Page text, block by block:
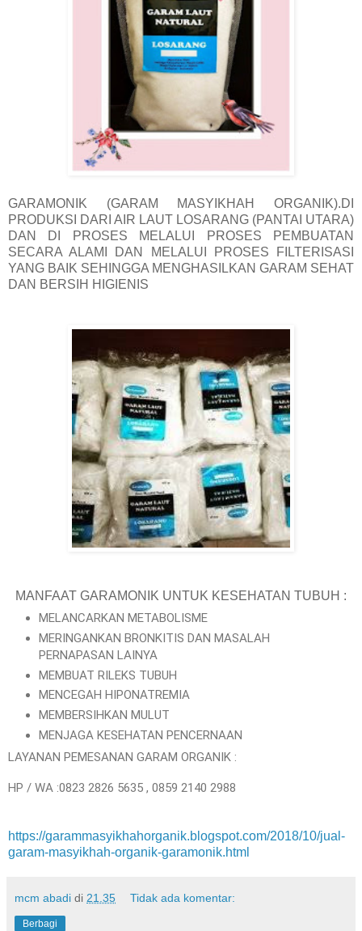
GARAMONIK (GARAM MASYIKHAH ORGANIK).DI
PRODUKSI DARI AIR LAUT LOSARANG (PANTAI UTARA)
DAN DI PROSES MELALUI PROSES PEMBUATAN
SECARA ALAMI DAN MELALUI PROSES FILTERISASI
YANG BAIK SEHINGGA MENGHASILKAN GARAM SEHAT
DAN BERSIH HIGIENIS
MANFAAT GARAMONIK UNTUK KESEHATAN TUBUH :
MELANCARKAN METABOLISME
MERINGANKAN BRONKITIS DAN MASALAH
PERNAPASAN LAINYA
MEMBUAT RILEKS TUBUH
MENCEGAH HIPONATREMIA
MEMBERSIHKAN MULUT
MENJAGA KESEHATAN PENCERNAAN
LAYANAN PEMESANAN GARAM ORGANIK :
HP / WA :0823 2826 5635 , 0859 2140 2988
https://garammasyikhahorganik.blogspot.com/2018/10/jual-
garam-masyikhah-organik-garamonik.html
mcm abadi di 21.35 Tidak ada komentar:
Berbagi